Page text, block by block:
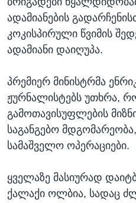
ადამიანების
კოკისპირული წვიმის
ადამიანი დაიღუპა.
პრემიერ მინისტრმა
ჟურნალისტებს უთხრა,
გამოთავისუფლების
საგანგებო
სამაშველო ოპერაციები.
ყველაზე მასიურად
ქალაქი ოლბია, სადაც